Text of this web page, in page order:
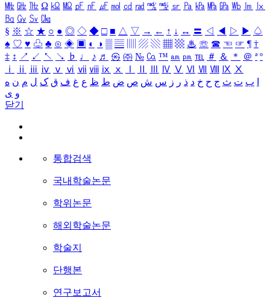
㎒ ㎓ ㎔ Ω ㏀ ㏁ ㎊ ㎋ ㎌ ㏖ ㏅ ㎭ ㎮ ㎯ ㏛ ㎩ ㎪ ㎫ ㎬ ㏝ ㏐
㏓
㏃ ㏉ ㏜ ㏆
§ ※ ☆ ★ ○ ● ◎ ◇ ◆ □ ■ △ ▽ → ← ↑ ↓ ↔ 〓 ◁ ◀ ▷ ▶ ♤
♠ ♡ ♥ ♧ ♣ ⊙ ◈ ▣ ◐ ◑ ▒ ▤ ▨ ▧ ▦ ▩ ♨ ☏ ☎ ☜ ☞ ¶ †
‡ ↕ ↗ ↙ ↖ ↘ ♭ ♩ ♪ ♬ ㉿ ㈜ № ㏇ ™ ㏂ ㏘ ℡ ＃ ＆ ＊ ＠ ª º
ⅰ
ⅱ ⅲ ⅳ ⅴ ⅵ ⅶ ⅷ ⅸ ⅹ Ⅳ Ⅴ Ⅵ Ⅶ Ⅷ Ⅸ Ⅹ
ب ت ث ج ح خ د ذ ر ز س ش ص ض ط ظ ع غ ف ق ک ل م ن ه
و ی
닫기
통합검색
국내학술논문
학위논문
해외학술논문
학술지
단행본
연구보고서